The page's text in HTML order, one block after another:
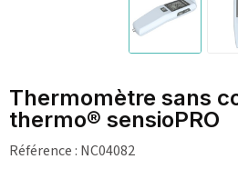
Thermomètre sans
thermo® sensioPRO
Référence : NC04082